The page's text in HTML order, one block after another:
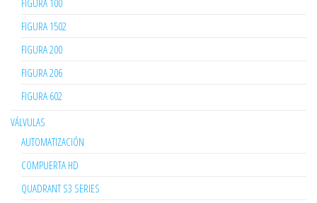
FIGURA 1502
FIGURA 200
FIGURA 206
FIGURA 602
VÁLVULAS
AUTOMATIZACIÓN
COMPUERTA HD
QUADRANT S3 SERIES